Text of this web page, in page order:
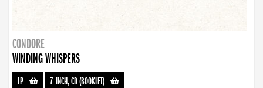
CONDORE
WINDING WHISPERS
LP- 7-INCH, CD (BOOKLET)-